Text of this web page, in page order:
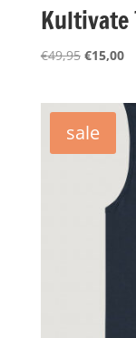
Kultivate
€49,95
€49,95.
€15,00
sale